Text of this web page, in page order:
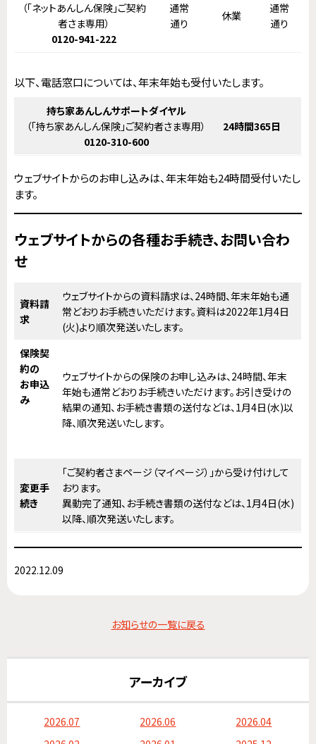
（「ネットあんしん保険」ご契約
者さま専用）
0120-941-222
通常
通り
休業
通常
通り
以下、電話窓口については、年末年始も受付いたします。
持ち家あんしんサポートダイヤル
（「持ち家あんしん保険」ご契約者さま専用）
0120-310-600
24時間365日
ウェブサイトからのお申し込みは、年末年始も24時間受付いたし
ます。
ウェブサイトからの各種お手続き、お問い合わ
せ
資料請
求
ウェブサイトからの資料請求は、24時間、年末年始も通
常どおりお手続きいただけます。資料は2022年1月4日
(火)より順次発送いたします。
保険契
約の
お申込
み
ウェブサイトからの保険のお申し込みは、24時間、年末
年始も通常どおりお手続きいただけます。お引き受けの
結果の通知、お手続き書類の送付などは、1月4日(水)以
降、順次発送いたします。
変更手
続き
「ご契約者さまページ（マイページ）」から受け付けして
おります。
異動完了通知、お手続き書類の送付などは、1月4日(水)
以降、順次発送いたします。
2022.12.09
お知らせの一覧に戻る
アーカイブ
2026.07 2026.06
2026.04